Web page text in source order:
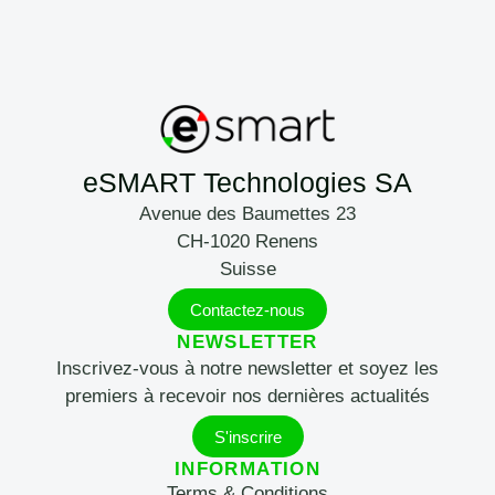
eSMART Technologies SA
Avenue des Baumettes 23
CH-1020 Renens
Suisse
Contactez-nous
NEWSLETTER
Inscrivez-vous à notre newsletter et soyez les
premiers à recevoir nos dernières actualités
S'inscrire
INFORMATION